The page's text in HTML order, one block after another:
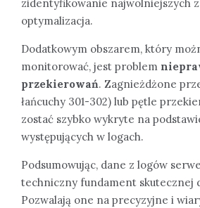
zidentyfikowanie najwolniejszych
optymalizacja.
Dodatkowym obszarem, który
monitorować, jest problem
przekierowań. Zagnieżdżone
łańcuchy 301-302) lub pętle
zostać szybko wykryte na
występujących w logach.
Podsumowując, dane z logów
techniczny fundament skutecznej
Pozwalają one na precyzyjne i